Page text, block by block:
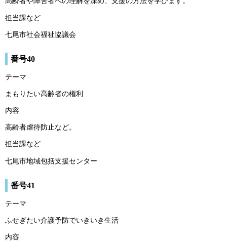
担当課など
七尾市社会福祉協議会
番号40
テーマ
まもりたい高齢者の権利
内容
高齢者虐待防止など。
担当課など
七尾市地域包括支援センター
番号41
テーマ
ふせぎたい介護予防でいきいき生活
内容